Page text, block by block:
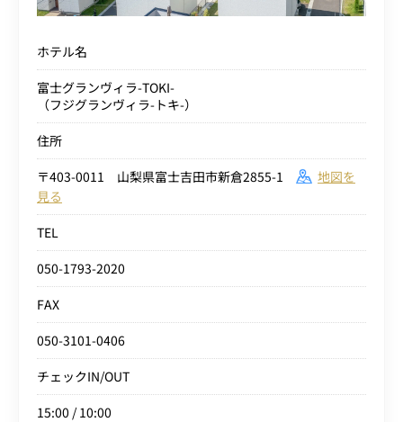
ホテル名
富士グランヴィラ-TOKI-
（フジグランヴィラ-トキ-）
住所
〒403-0011 山梨県富士吉田市新倉2855-1
地図を
見る
TEL
050-1793-2020
FAX
050-3101-0406
チェックIN/OUT
15:00 / 10:00